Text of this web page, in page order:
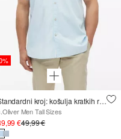
Standardni kroj: košulja kratkih rukava finog tkanja
Men Tall Sizes
€49,99 €